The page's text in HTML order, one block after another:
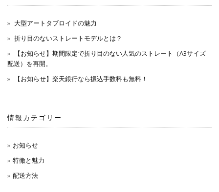
大型アートタブロイドの魅力
折り目のないストレートモデルとは？
【お知らせ】期間限定で折り目のない人気のストレート（A3サイズ
配送）を再開。
【お知らせ】楽天銀行なら振込手数料も無料！
情報カテゴリー
お知らせ
特徴と魅力
配送方法